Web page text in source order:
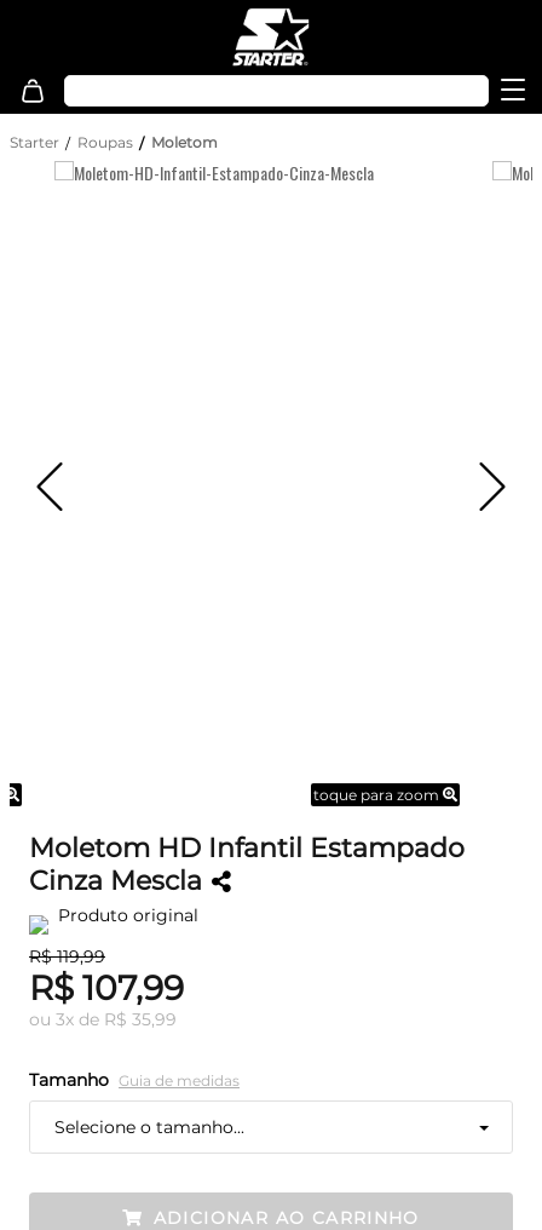
Starter Roupas Moletom
toque para zoom
Moletom HD Infantil Estampado
Cinza Mescla
Produto original
R$ 119,99
R$ 107,99
ou 3x de R$ 35,99
Tamanho Guia de medidas
Selecione o tamanho...
ADICIONAR AO CARRINHO